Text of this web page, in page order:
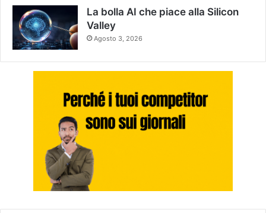
La bolla AI che piace alla Silicon
Valley
Agosto 3, 2026